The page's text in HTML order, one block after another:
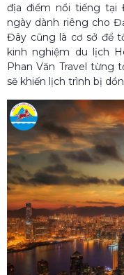
địa điểm nổi tiếng tại
ngày dành riêng cho
Đây cũng là cơ sở để
kinh nghiệm du lịch
Phan Văn Travel từng
sẽ khiến lịch trình bị